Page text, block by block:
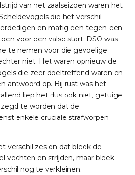
van het zaalseizoen waren het
die het verschil
en matig een-tegen-een
voor een valse start. DSO was
te nemen voor die gevoelige
niet. Het waren opnieuw de
die zeer doeltreffend waren en
antwoord op. Bij rust was het
liep het dus ook niet, getuige
te worden dat de
enkele cruciale strafworpen
verschil zes en dat bleek de
vechten en strijden, maar bleek
nog te verkleinen.